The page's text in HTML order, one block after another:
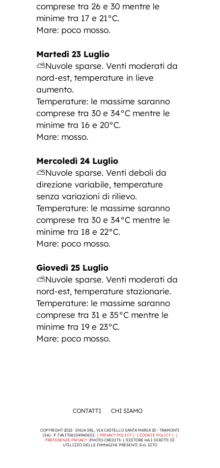
comprese tra 26 e 30 mentre le
minime tra 17 e 21°C.
Mare: poco mosso.
Martedì 23 Luglio
⛅Nuvole sparse. Venti moderati da
nord-est, temperature in lieve
aumento.
Temperature: le massime saranno
comprese tra 30 e 34°C mentre le
minime tra 16 e 20°C.
Mare: mosso.
Mercoledì 24 Luglio
⛅Nuvole sparse. Venti deboli da
direzione variabile, temperature
senza variazioni di rilievo.
Temperature: le massime saranno
comprese tra 30 e 34°C mentre le
minime tra 18 e 22°C.
Mare: poco mosso.
Giovedì 25 Luglio
⛅Nuvole sparse. Venti moderati da
nord-est, temperature stazionarie.
Temperature: le massime saranno
comprese tra 31 e 35°C mentre le
minime tra 19 e 23°C.
Mare: poco mosso.
CONTATTI CHI SIAMO
COPYRIGHT 2022 · SNUA SRL, VIA CASTELLO SANTA MARIA 20 - TRAMONTI
(SA) · P. IVA IT06104940652 · [ PRIVACY POLICY ]· [ COOKIE POLICY ]· [
PREFERENZE PRIVACY ]PHOTO CREDITS: L'EDITORE HA I DIRITTI DI
UTILIZZO DELLE IMMAGINI PRESENTI SUL SITO